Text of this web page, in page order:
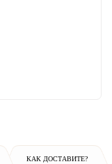
КАК ДОСТАВИТЕ?